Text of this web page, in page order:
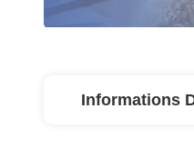
Informations